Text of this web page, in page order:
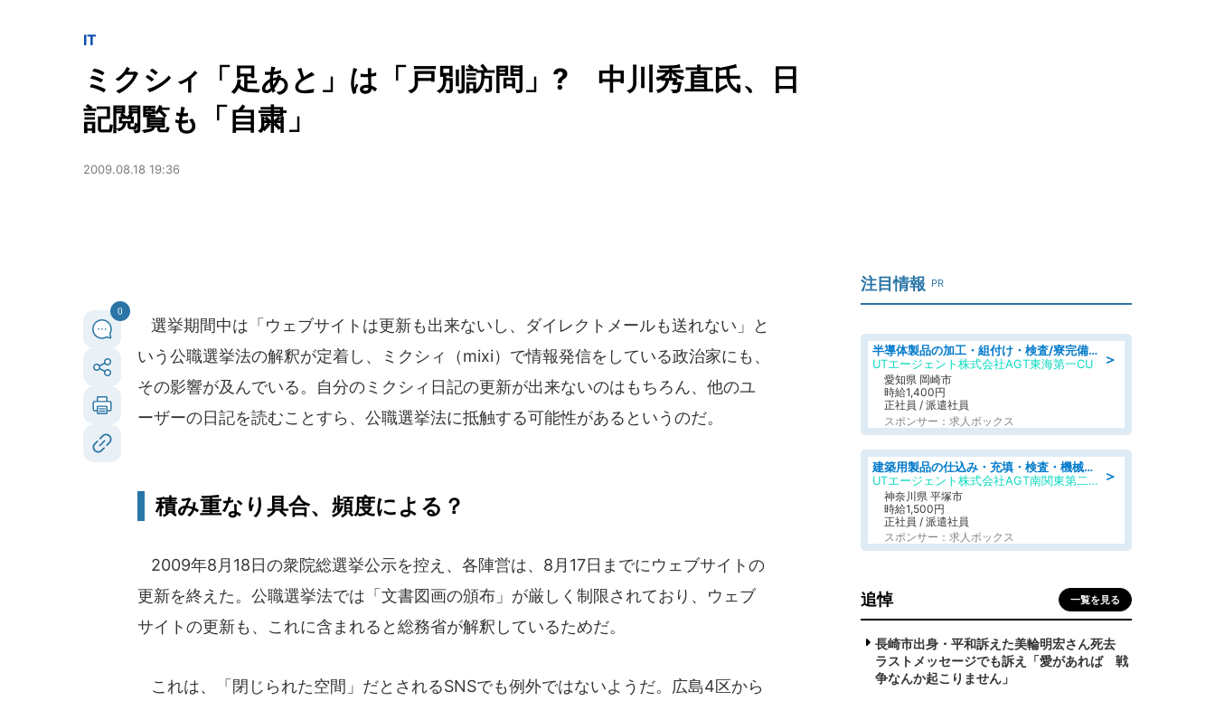
IT
ミクシィ「足あと」は「戸別訪問」? 中川秀直氏、日
記閲覧も「自粛」
2009.08.18 19:36
0
選挙期間中は「ウェブサイトは更新も出来ないし、ダイレクトメールも送れない」と
いう公職選挙法の解釈が定着し、ミクシィ（mixi）で情報発信をしている政治家にも、
その影響が及んでいる。自分のミクシィ日記の更新が出来ないのはもちろん、他のユ
ーザーの日記を読むことすら、公職選挙法に抵触する可能性があるというのだ。
積み重なり具合、頻度による？
2009年8月18日の衆院総選挙公示を控え、各陣営は、8月17日までにウェブサイトの
更新を終えた。公職選挙法では「文書図画の頒布」が厳しく制限されており、ウェブ
サイトの更新も、これに含まれると総務省が解釈しているためだ。
これは、「閉じられた空間」だとされるSNSでも例外ではないようだ。広島4区から
注目情報 PR
＞
半導体製品の加工・組付け・検査/寮完備/日勤/日払い/工場・製造
UTエージェント株式会社AGT東海第一CU
愛知県 岡崎市
時給1,400円
正社員 / 派遣社員
スポンサー：求人ボックス
＞
建築用製品の仕込み・充填・検査・機械操作/寮完備/日払い/工場・製造
UTエージェント株式会社AGT南関東第二CU
神奈川県 平塚市
時給1,500円
正社員 / 派遣社員
スポンサー：求人ボックス
追悼 一覧を見る
長崎市出身・平和訴えた美輪明宏さん死去
ラストメッセージでも訴え「愛があれば 戦
争なんか起こりません」